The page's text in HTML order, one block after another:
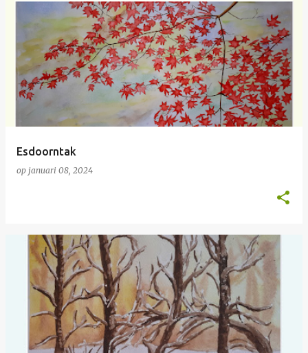
Esdoorntak
op januari 08, 2024